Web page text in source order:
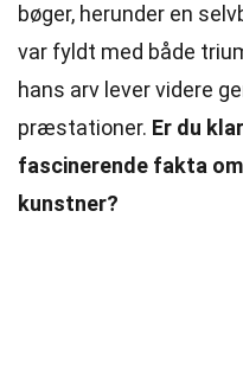
bøger, herunder en
var fyldt med både
hans arv lever videre
præstationer. Er du
fascinerende fakta
kunstner?